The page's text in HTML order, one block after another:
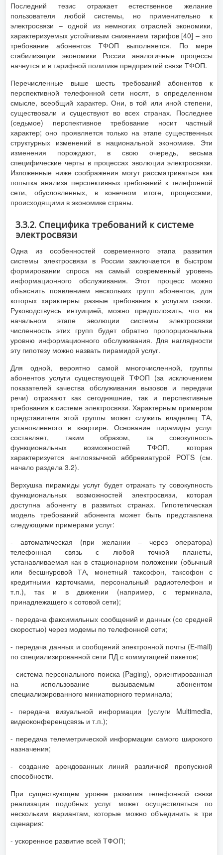
Последний тезис отражает естественное желание
пользователя любой системы, но применительно к
электросвязи – одной из немногих отраслей экономики,
характеризуемых устойчивым снижением тарифов [40] – это
требование абонентов ТФОП выполняется. По мере
стабилизации экономики России аналогичные процессы
начнутся и в тарифной политике предприятий связи ТФОП.
Перечисленные выше шесть требований абонентов к
перспективной телефонной сети носят, в определенном
смысле, всеобщий характер. Они, в той или иной степени,
существовали и существуют во всех странах. Последнее
(седьмое) перспективное требование носит частный
характер; оно проявляется только на этапе существенных
структурных изменений в национальной экономике. Эти
изменения порождают, в свою очередь, весьма
специфические черты в процессах эволюции электросвязи.
Изложенные ниже соображения могут рассматриваться как
попытка анализа перспективных требований к телефонной
сети, обусловленных, в конечном итоге, процессами,
происходящими в экономике страны.
3.3.2. Специфика требований к системе
электросвязи
Одна из особенностей современного этапа развития
системы электросвязи в России заключается в быстром
формировании спроса на самый современный уровень
информационного обслуживания. Этот процесс можно
объяснить появлением нескольких групп абонентов, для
которых характерны разные требования к услугам связи.
Руководствуясь интуицией, можно предположить, что на
начальном этапе эволюции системы электросвязи
численность этих групп будет обратно пропорциональна
уровню информационного обслуживания. Для наглядности
эту гипотезу можно назвать пирамидой услуг.
Для одной, вероятно самой многочисленной, группы
абонентов услуги существующей ТФОП (за исключением
показателей качества обслуживания вызовов и передачи
речи) отражают как сегодняшние, так и перспективные
требования к системе электросвязи. Характерным примером
представителя этой группы может служить владелец ТА,
установленного в квартире. Основание пирамиды услуг
составляет, таким образом, та совокупность
функциональных возможностей ТФОП, которая
характеризуется англоязычной аббревиатурой POTS (см.
начало раздела 3.2).
Верхушка пирамиды услуг будет отражать ту совокупность
функциональных возможностей электросвязи, которая
доступна абоненту в развитых странах. Гипотетическая
модель требований абонента может быть представлена
следующими примерами услуг:
- автоматическая (при желании – через оператора)
телефонная связь с любой точкой планеты,
устанавливаемая как в стационарном положении (обычный
или бесшнуровой ТА, монетный таксофон, таксофон с
кредитными карточками, персональный радиотелефон и
т.п.), так и в движении (например, с терминала,
принадлежащего к сотовой сети);
- передача факсимильных сообщений и данных (со средней
скоростью) через модемы по телефонной сети;
- передача данных и сообщений электронной почты (E-mail)
по специализированной сети ПД с коммутацией пакетов;
- система персонального поиска (Paging), ориентированная
на использование вызываемым абонентом
специализированного миниатюрного терминала;
- передача визуальной информации (услуги Multimedia,
видеоконференцсвязь и т.п.);
- передача телеметрической информации самого широкого
назначения;
- создание арендованных линий различной пропускной
способности.
При существующем уровне развития телефонной связи
реализация подобных услуг может осуществляться по
нескольким вариантам, которые можно объединить в три
сценария:
- ускоренное развитие всей ТФОП;